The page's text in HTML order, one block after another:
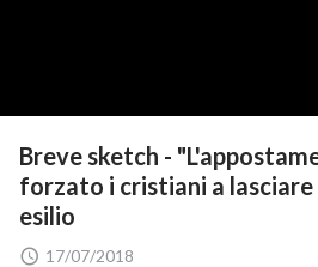
Breve sketch -
forzato i cristiani a lasciare
esilio
17/07/2018